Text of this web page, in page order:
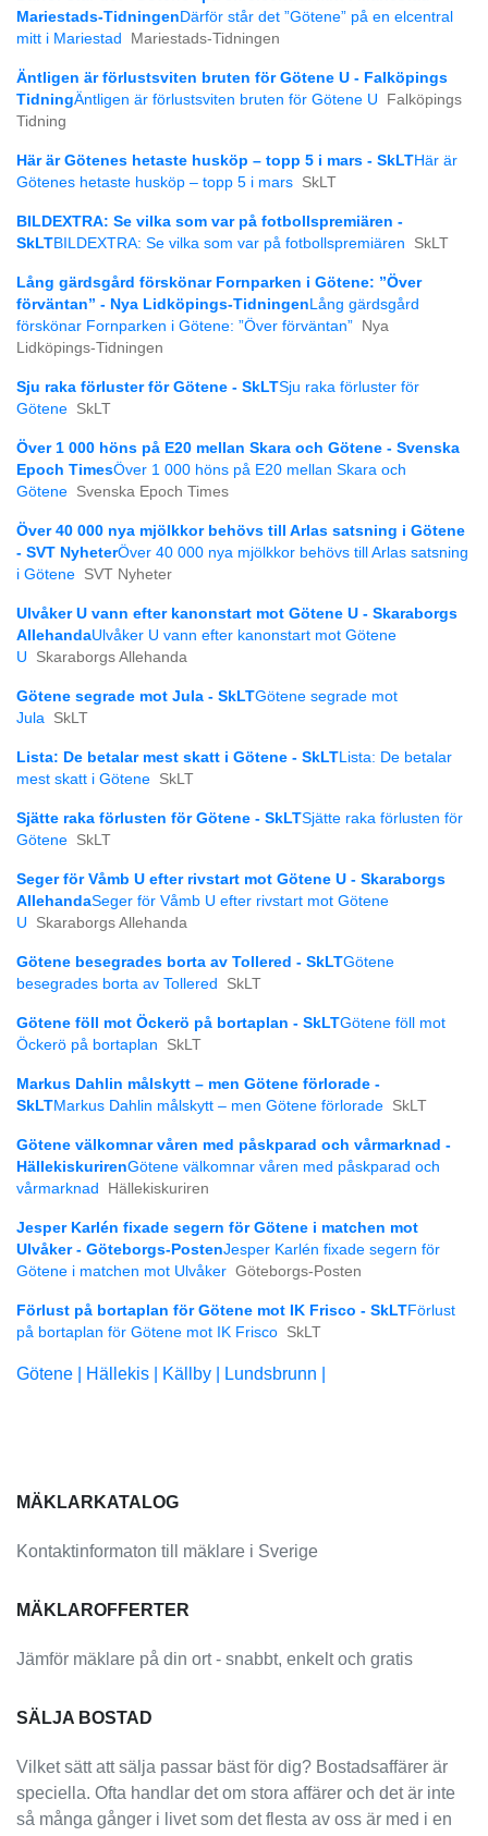
Mariestads-Tidningen Därför står det ”Götene” på en elcentral
mitt i Mariestad
Mariestads-Tidningen
Äntligen är förlustsviten bruten för Götene U - Falköpings
TidningÄntligen är förlustsviten bruten för Götene U
Falköpings
Tidning
Här är Götenes hetaste husköp – topp 5 i mars - SkLTHär är
Götenes hetaste husköp – topp 5 i mars SkLT
BILDEXTRA: Se vilka som var på fotbollspremiären -
SkLTBILDEXTRA: Se vilka som var på fotbollspremiären SkLT
Lång gärdsgård förskönar Fornparken i Götene: ”Över
förväntan” - Nya Lidköpings-Tidningen Lång gärdsgård
förskönar Fornparken i Götene: ”Över förväntan”
Nya
Lidköpings-Tidningen
Sju raka förluster för Götene - SkLTSju raka förluster för
Götene SkLT
Över 1 000 höns på E20 mellan Skara och Götene - Svenska
Epoch TimesÖver 1 000 höns på E20 mellan Skara och
Götene Svenska Epoch Times
Över 40 000 nya mjölkkor behövs till Arlas satsning i Götene
- SVT NyheterÖver 40 000 nya mjölkkor behövs till Arlas satsning
i Götene SVT Nyheter
Ulvåker U vann efter kanonstart mot Götene U - Skaraborgs
AllehandaUlvåker U vann efter kanonstart mot Götene
U
Skaraborgs Allehanda
Götene segrade mot Jula - SkLTGötene segrade mot
Jula SkLT
Lista: De betalar mest skatt i Götene - SkLTLista: De betalar
mest skatt i Götene SkLT
Sjätte raka förlusten för Götene - SkLTSjätte raka förlusten för
Götene SkLT
Seger för Våmb U efter rivstart mot Götene U - Skaraborgs
AllehandaSeger för Våmb U efter rivstart mot Götene
U
Skaraborgs Allehanda
Götene besegrades borta av Tollered - SkLTGötene
besegrades borta av Tollered
SkLT
Götene föll mot Öckerö på bortaplan - SkLTGötene föll mot
Öckerö på bortaplan
SkLT
Markus Dahlin målskytt – men Götene förlorade -
SkLTMarkus Dahlin målskytt – men Götene förlorade SkLT
Götene välkomnar våren med påskparad och vårmarknad -
HällekiskurirenGötene välkomnar våren med påskparad och
vårmarknad
Hällekiskuriren
Jesper Karlén fixade segern för Götene i matchen mot
Ulvåker - Göteborgs-PostenJesper Karlén fixade segern för
Götene i matchen mot Ulvåker Göteborgs-Posten
Förlust på bortaplan för Götene mot IK Frisco - SkLTFörlust
på bortaplan för Götene mot IK Frisco SkLT
Götene | Hällekis | Källby | Lundsbrunn |
MÄKLARKATALOG
Kontaktinformaton till mäklare i Sverige
MÄKLAROFFERTER
Jämför mäklare på din ort - snabbt, enkelt och gratis
SÄLJA BOSTAD
Vilket sätt att sälja passar bäst för dig? Bostadsaffärer är
speciella. Ofta handlar det om stora affärer och det är inte
så många gånger i livet som det flesta av oss är med i en